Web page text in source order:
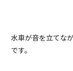
水車が音を立てな
です。